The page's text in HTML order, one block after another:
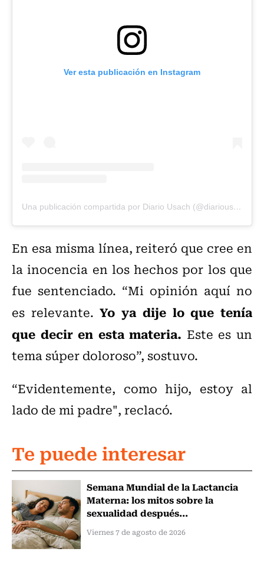
Ver esta publicación en Instagram
Una publicación compartida por Diario Usach (@diariousach)
En esa misma línea, reiteró que cree en
la inocencia en los hechos por los que
fue sentenciado. “Mi opinión aquí no
es relevante.Yo ya dije lo que tenía
que decir en esta materia. Este es un
tema súper doloroso”, sostuvo.
“Evidentemente, como hijo, estoy al
lado de mi padre", reclacó.
Te puede interesar
Semana Mundial de la Lactancia
Materna: los mitos sobre la
sexualidad después...
Viernes 7 de agosto de 2026